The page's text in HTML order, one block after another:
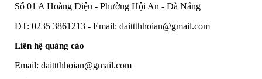
Số 01 A Hoàng Diệu - Phường Hội An - Đà Nẵng
ĐT: 0235 3861213 - Email: daittthhoian@gmail.com
Liên hệ quảng cáo
Email: daittthhoian@gmail.com